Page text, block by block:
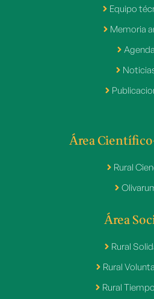
Equipo
Memoria
Agenda
Área
Rural
Área
Rural
Rural
Rural